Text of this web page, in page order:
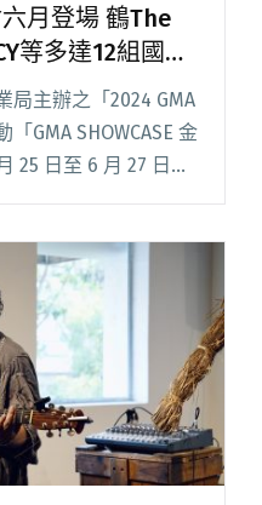
月登場 鶴The
等多達12組國內
局主辦之「2024 GMA
GMA SHOWCASE 金
25 日至 6 月 27 日在
展演館舉行。 演出陣
百合花、LÜCY等多